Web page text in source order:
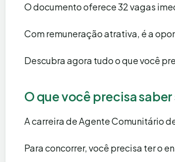
O documento oferece 32 vagas
Com remuneração atrativa, é a
Descubra agora tudo o que você
O que você precisa
A carreira de Agente Comunitário
Para concorrer, você precisa ter o